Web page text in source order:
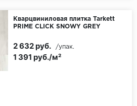
Кварцвиниловая плитка Tarkett
PRIME CLICK SNOWY GREY
1 391 руб./м²
2 632 руб. /упак.